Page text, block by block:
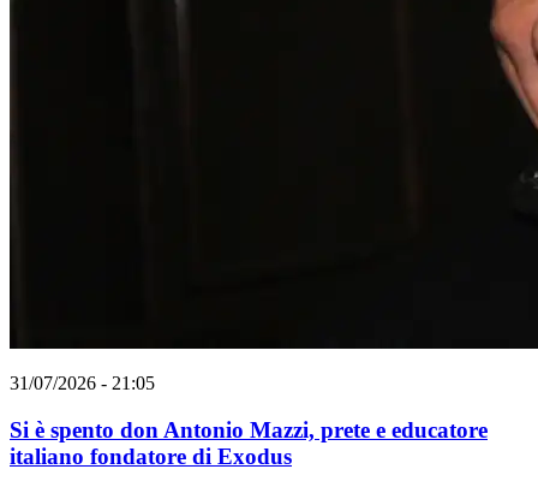
31/07/2026 - 21:05
Si è spento don Antonio Mazzi, prete e educatore
italiano fondatore di Exodus